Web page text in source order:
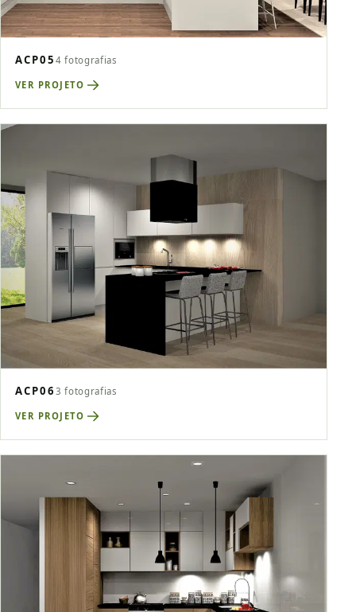
ACP05 4 fotografias
VER PROJETO
ACP06 3 fotografias
VER PROJETO